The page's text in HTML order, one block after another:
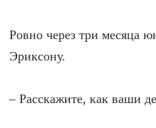
Ровно через три месяца
Эриксону.
– Расскажите, как ваши